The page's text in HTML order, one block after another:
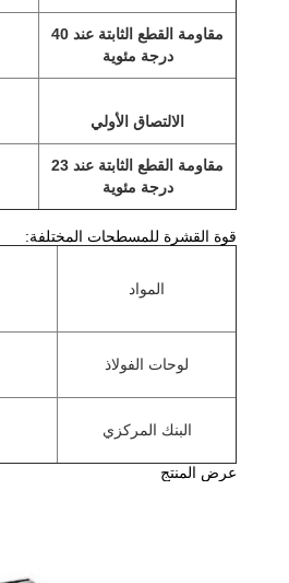
مقاومة القطع الثابتة عند 40
درجة مئوية
الالتصاق الأولي
مقاومة القطع الثابتة عند 23
درجة مئوية
قوة القشرة للمسطحات المختلفة:
المواد
لوحات الفولاذ
البنك المركزي
عرض المنتج